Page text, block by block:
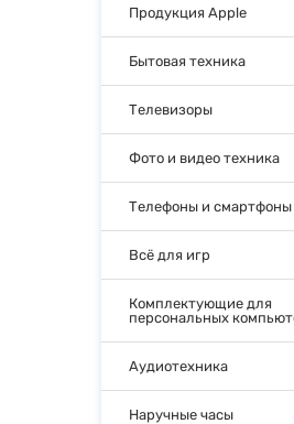
Продукция Apple
Бытовая техника
Телевизоры
Фото и видео техника
Телефоны и смартфоны
Всё для игр
Комплектующие для
персональных
Аудиотехника
Наручные часы